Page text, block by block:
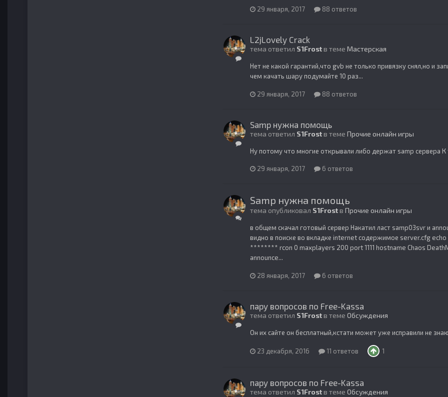
29 января, 2017 88 ответов
L2jLovely Crack
тема ответил S1Frostв теме Мастерская
Нет не какой гарантий,что gvb не только привязку снял,но и
чем качать шару подумайте 10 раз...
29 января, 2017 88 ответов
Samp нужна помощь
тема ответил S1Frostв теме Прочие онлайн игры
Ну потому что многие открывали либо держат samp сервера
29 января, 2017 6 ответов
Samp нужна помощь
тема опубликовал S1Frostв Прочие онлайн игры
в общем скачал готовый сервер Накатил ласт samp03svr и
видно в поиске во вкладке internet содержимое server.cfg
******** rcon 0 maxplayers 200 port 1111 hostname Chaos
announce...
28 января, 2017 6 ответов
пару вопросов по Free-Kassa
тема ответил S1Frostв теме Обсуждения
Он их сайте он бесплатный,кстати может уже исправили не
23 декабря, 2016 11 ответов 1
пару вопросов по Free-Kassa
тема ответил S1Frostв теме Обсуждения